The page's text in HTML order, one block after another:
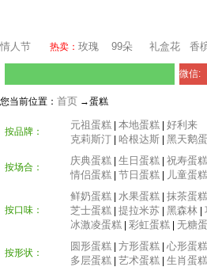
情人节 热卖： 玫瑰 99朵 礼盒花 香
微信:
您当前位置： 首页 →蛋糕
按品牌：
元祖蛋糕 本地蛋糕 好利来
克莉斯汀 哈根达斯 黑天鹅
按场合：
庆典蛋糕 生日蛋糕 祝寿蛋糕
情侣蛋糕 节日蛋糕 儿童蛋糕
按口味：
鲜奶蛋糕 水果蛋糕 抹茶蛋糕
芝士蛋糕 提拉米苏 黑森林
冰激凌蛋糕 彩虹蛋糕 无糖
按形状：
圆形蛋糕 方形蛋糕 心形蛋糕
多层蛋糕 艺术蛋糕 生肖蛋糕